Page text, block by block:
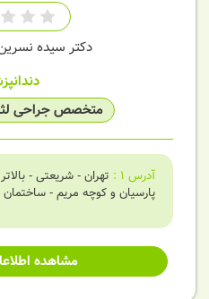
دکتر سیده
متخصص جراحی
آدرس 1
: تهران - شریعتی -
پارسیان و کوچه مریم - ساختمان
مشاهده